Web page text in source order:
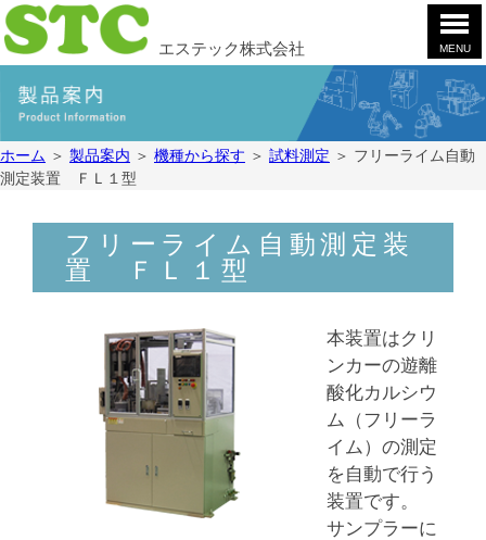
MENU
ー
品
案
会
エステック株式会社
ホーム ＞ 製品案内 ＞ 機種から探す ＞ 試料測定 ＞ フリーライム自動
測定装置 ＦＬ１型
フリーライム自動測定装
置 ＦＬ１型
本装置はクリ
ンカーの遊離
酸化カルシウ
ム（フリーラ
イム）の測定
を自動で行う
装置です。
サンプラーに